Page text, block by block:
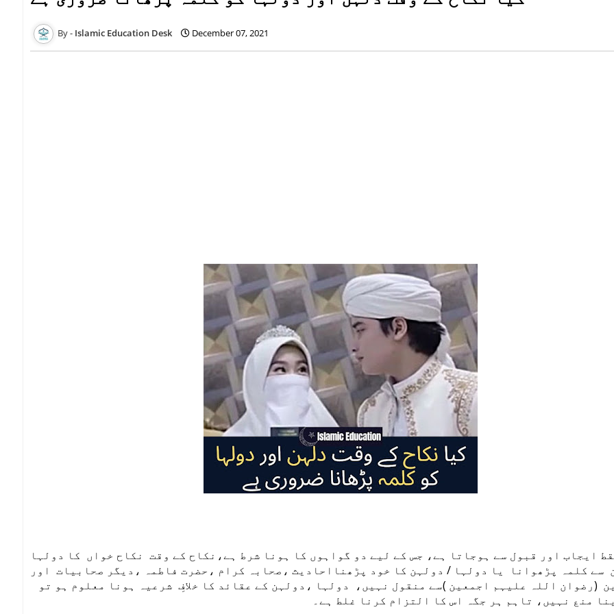
Islamic Education Desk December 07, 2021
ایجاب اور قبول سے ہوجاتا ہے، جس کے لیے دو گواہوں کا ہونا شرط ہے،نکاح کے وقت نکاح خواں کا دولہا
سے کلمہ پڑھوانا یا دولہا / دولہن کا خود پڑھنااحادیث ،صحابہ کرام ،حضرت فاطمہ ،دیگر صحابیات اور
(رضوان اللہ علیہم اجمعین )سے منقول نہیں، دولہا ،دولہن کے عقائد کا خلافِ شرعیہ ہونا معلوم ہو تو
منع نہیں، تاہم ہر جگہ اس کا التزام کرنا غلط ہے۔